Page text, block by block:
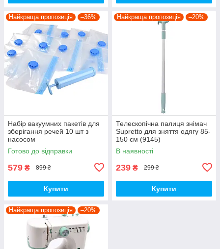
Найкраща пропозиція –36%
Набір вакуумних пакетів для
зберігання речей 10 шт з
насосом
Готово до відправки
579 ₴ 899 ₴
Купити
Найкраща пропозиція –20%
Телескопічна палиця знімач
Supretto для зняття одягу 85-
150 см (9145)
В наявності
239 ₴ 299 ₴
Купити
Найкраща пропозиція –20%